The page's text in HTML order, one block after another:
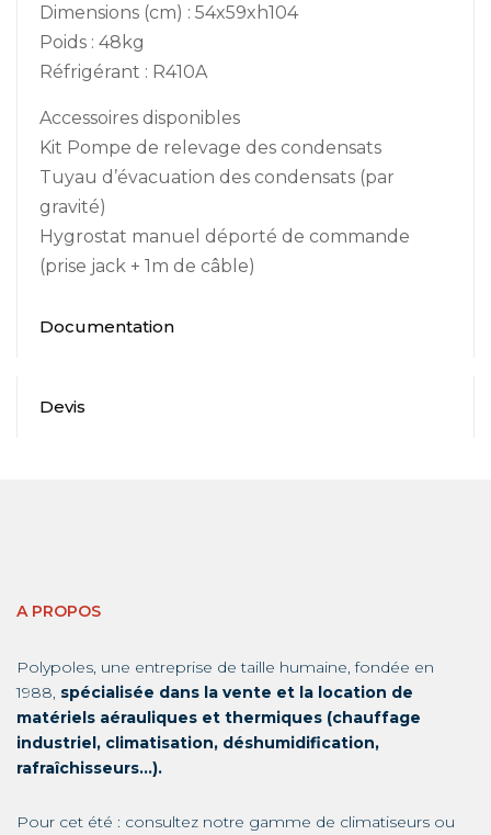
Dimensions (cm) : 54x59xh104
Poids : 48kg
Réfrigérant : R410A
Accessoires disponibles
Kit Pompe de relevage des condensats
Tuyau d’évacuation des condensats (par
gravité)
Hygrostat manuel déporté de commande
(prise jack + 1m de câble)
Documentation
Devis
A PROPOS
Polypoles, une entreprise de taille humaine, fondée en
1988, spécialisée dans la vente et la location de
matériels aérauliques et thermiques (chauffage
industriel, climatisation, déshumidification,
rafraîchisseurs…).
Pour cet été : consultez notre gamme de climatiseurs ou